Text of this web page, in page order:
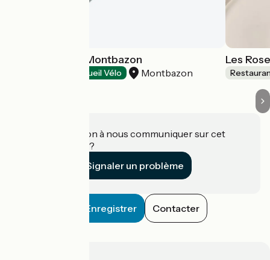
Guinguette de Montbazon
Accueil Vélo Montbazon
Les
Une information à nous communiquer sur cet
établissement ?
Signaler un problème
Enregistrer Contacter